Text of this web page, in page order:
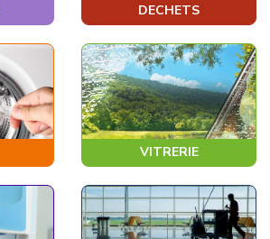
DECHETS
VITRERIE